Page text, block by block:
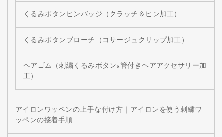
くるみボタンピンバッジ（クラッチ＆ピン加工）
くるみボタンブローチ（コサージュクリップ加工）
ヘアゴム（刺繍くるみボタン×管付きヘアアクセサリー加
工）
アイロンワッペンの上手な付け方｜アイロンを使う刺繍ワ
ッペンの接着手順